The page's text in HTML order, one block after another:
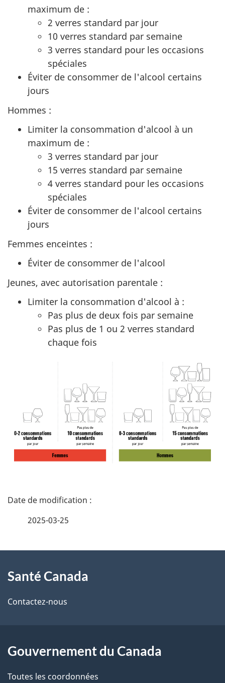
maximum de :
2 verres standard par jour
10 verres standard par semaine
3 verres standard pour les occasions
spéciales
Éviter de consommer de l'alcool certains
jours
Hommes :
Limiter la consommation d'alcool à un
maximum de :
3 verres standard par jour
15 verres standard par semaine
4 verres standard pour les occasions
spéciales
Éviter de consommer de l'alcool certains
jours
Femmes enceintes :
Éviter de consommer de l'alcool
Jeunes, avec autorisation parentale :
Limiter la consommation d'alcool à :
Pas plus de deux fois par semaine
Pas plus de 1 ou 2 verres standard
chaque fois
D
i
l
d
e
2025-03-25
propos
de
site
Santé Canada
Contactez-nous
Gouvernement du Canada
Toutes les coordonnées